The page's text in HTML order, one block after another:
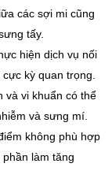
các sợi mi cũng
tấy.
hiện dịch vụ nối
kỳ quan trọng.
và vi khuẩn có thể
và sưng mí.
không phù hợp
làm tăng